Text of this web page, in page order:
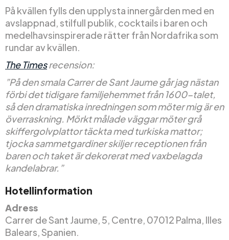
På kvällen fylls den upplysta innergården med en
avslappnad, stilfull publik, cocktails i baren och
medelhavsinspirerade rätter från Nordafrika som
rundar av kvällen.
The Timesrecension:
”På den smala Carrer de Sant Jaume går jag nästan
förbi det tidigare familjehemmet från 1600-talet,
så den dramatiska inredningen som möter mig är en
överraskning. Mörkt målade väggar möter grå
skiffergolvplattor täckta med turkiska mattor;
tjocka sammetgardiner skiljer receptionen från
baren och taket är dekorerat med vaxbelagda
kandelabrar.”
Hotellinformation
Adress
Carrer de Sant Jaume, 5, Centre, 07012 Palma, Illes
Balears, Spanien.